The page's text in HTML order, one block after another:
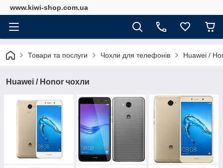
www.kiwi-shop.com.ua
Товари та послуги Чохли для телефонів Huawei /
Huawei / Honor чохли